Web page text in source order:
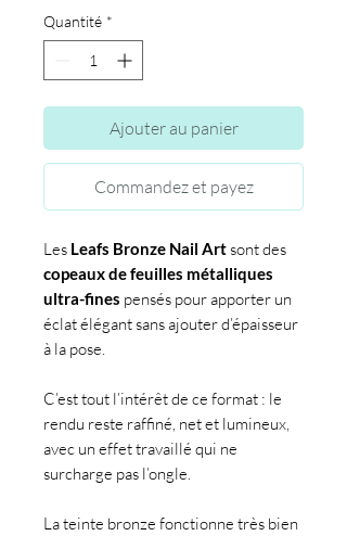
Quantité *
Ajouter au panier
Commandez et payez
Les Leafs Bronze Nail Artsont des
copeaux de feuilles métalliques
ultra-fines pensés pour apporter un
éclat élégant sans ajouter d’épaisseur
à la pose.
C’est tout l’intérêt de ce format : le
rendu reste raffiné, net et lumineux,
avec un effet travaillé qui ne
surcharge pas l’ongle.
La teinte bronze fonctionne très bien